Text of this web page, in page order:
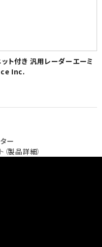
ト付き 汎用レーダーエーミ
Inc.
ー
製品詳細）